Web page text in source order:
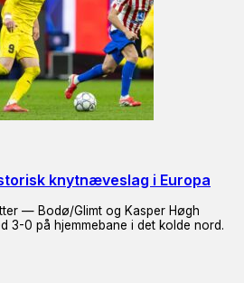
knytnæveslag i Europa
— Bodø/Glimt og Kasper Høgh
3-0 på hjemmebane i det kolde nord.